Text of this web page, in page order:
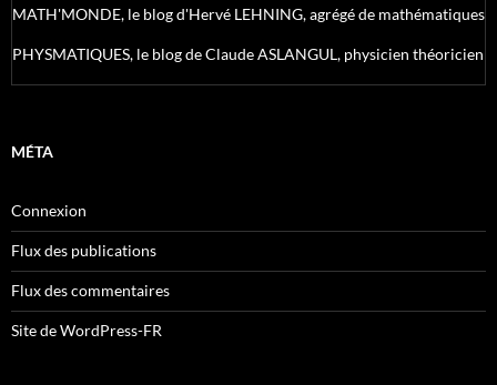
MATH'MONDE, le blog d'Hervé LEHNING, agrégé de mathématiques
PHYSMATIQUES, le blog de Claude ASLANGUL, physicien théoricien
MÉTA
Connexion
Flux des publications
Flux des commentaires
Site de WordPress-FR